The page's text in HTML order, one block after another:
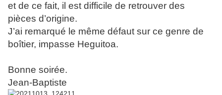
et de ce fait, il est difficile de retrouver des
pièces d’origine.
J’ai remarqué le même défaut sur ce genre de
boîtier, impasse Heguitoa.
Bonne soirée.
Jean-Baptiste